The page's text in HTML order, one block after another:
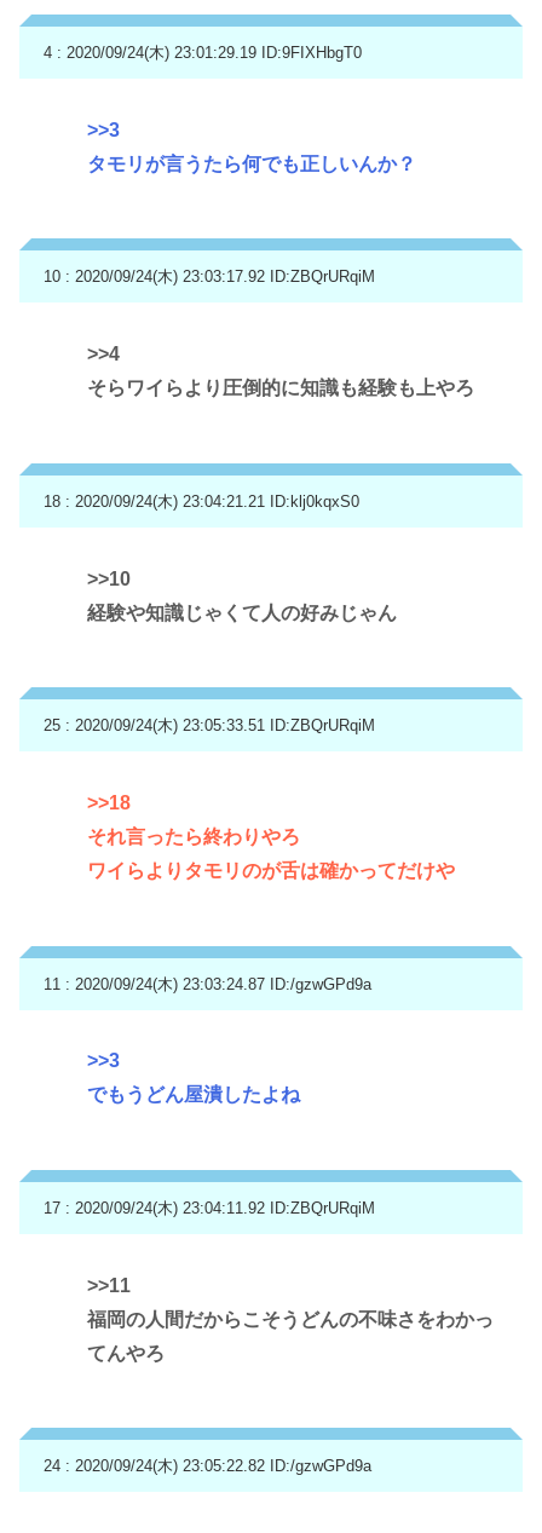
4 : 2020/09/24(木) 23:01:29.19 ID:9FIXHbgT0
>>3
タモリが言うたら何でも正しいんか？
10 : 2020/09/24(木) 23:03:17.92 ID:ZBQrURqiM
>>4
そらワイらより圧倒的に知識も経験も上やろ
18 : 2020/09/24(木) 23:04:21.21 ID:klj0kqxS0
>>10
経験や知識じゃくて人の好みじゃん
25 : 2020/09/24(木) 23:05:33.51 ID:ZBQrURqiM
>>18
それ言ったら終わりやろ
ワイらよりタモリのが舌は確かってだけや
11 : 2020/09/24(木) 23:03:24.87 ID:/gzwGPd9a
>>3
でもうどん屋潰したよね
17 : 2020/09/24(木) 23:04:11.92 ID:ZBQrURqiM
>>11
福岡の人間だからこそうどんの不味さをわかっ
てんやろ
24 : 2020/09/24(木) 23:05:22.82 ID:/gzwGPd9a